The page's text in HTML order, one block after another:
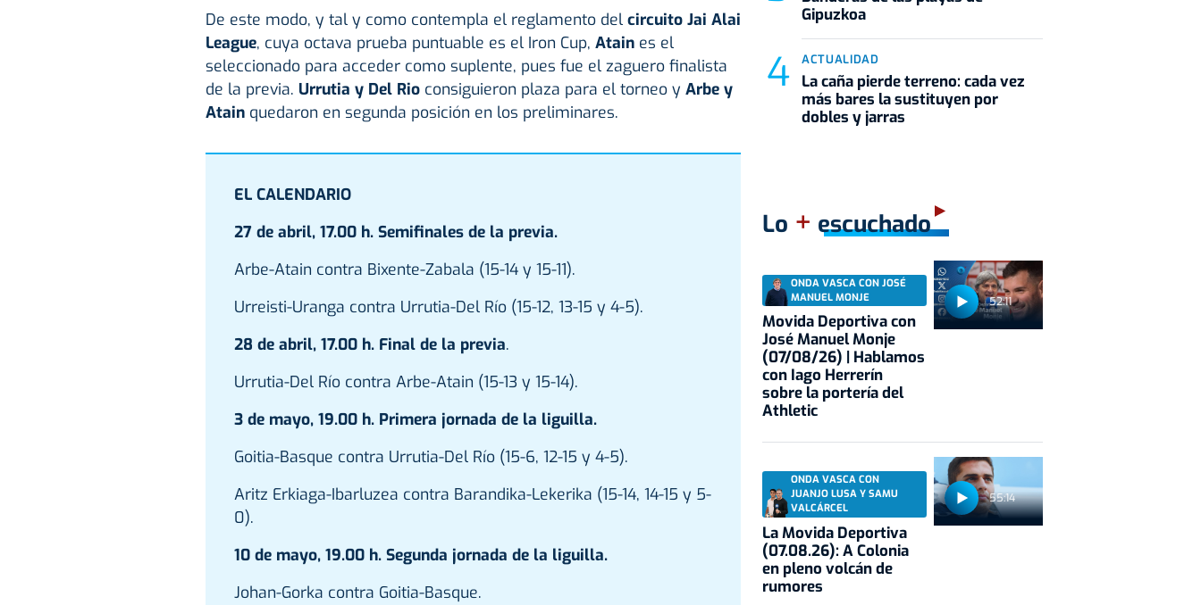
De este modo, y tal y como contempla el reglamento del circuito Jai Alai
League, cuya octava prueba puntuable es el Iron Cup, Atain es el
seleccionado para acceder como suplente, pues fue el zaguero finalista
de la previa. Urrutia y Del Rioconsiguieron plaza para el torneo y Arbe y
Atainquedaron en segunda posición en los preliminares.
EL CALENDARIO
27 de abril, 17.00 h. Semifinales de la previa.
Arbe-Atain contra Bixente-Zabala (15-14 y 15-11).
Urreisti-Uranga contra Urrutia-Del Río (15-12, 13-15 y 4-5).
28 de abril, 17.00 h. Final de la previa.
Urrutia-Del Río contra Arbe-Atain (15-13 y 15-14).
3 de mayo, 19.00 h. Primera jornada de la liguilla.
Goitia-Basque contra Urrutia-Del Río (15-6, 12-15 y 4-5).
Aritz Erkiaga-Ibarluzea contra Barandika-Lekerika (15-14, 14-15 y 5-
0).
10 de mayo, 19.00 h. Segunda jornada de la liguilla.
Johan-Gorka contra Goitia-Basque.
Gipuzkoa
ACTUALIDAD
La caña pierde terreno: cada vez
más bares la sustituyen por
dobles y jarras
Lo + escuchado
52:11
ONDA VASCA CON JOSÉ
MANUEL MONJE
Movida Deportiva con
José Manuel Monje
(07/08/26) | Hablamos
con Iago Herrerín
sobre la portería del
Athletic
55:14
ONDA VASCA CON
JUANJO LUSA Y SAMU
VALCÁRCEL
La Movida Deportiva
(07.08.26): A Colonia
en pleno volcán de
rumores